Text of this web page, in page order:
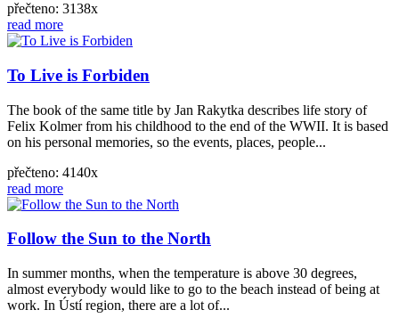
přečteno: 3138x
read more
To Live is Forbiden
The book of the same title by Jan Rakytka describes life story of
Felix Kolmer from his childhood to the end of the WWII. It is based
on his personal memories, so the events, places, people...
přečteno: 4140x
read more
Follow the Sun to the North
In summer months, when the temperature is above 30 degrees,
almost everybody would like to go to the beach instead of being at
work. In Ústí region, there are a lot of...